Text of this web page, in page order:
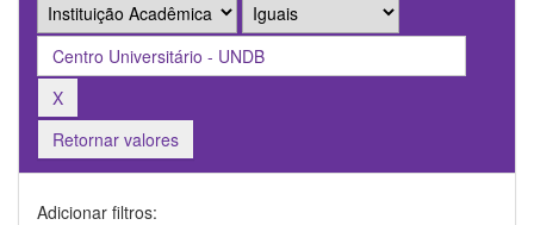
Retornar valores
Adicionar filtros: